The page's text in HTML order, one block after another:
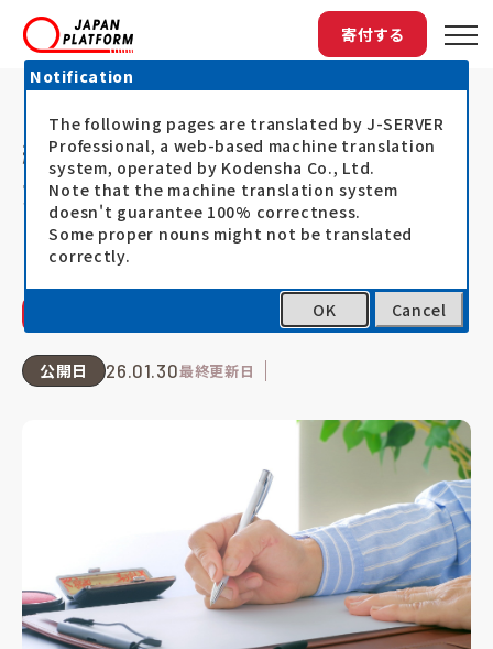
寄付する
トップ JPFコラム 終活を考え始めた時に知っておきたい～遺言...
終活を考え始めた時に知っておき
たい～遺言書の基礎知識｜想いを
いかし、未来につなげる
公開日 26.01.30最終更新日
Notification
The following pages are translated by J-SERVER
Professional, a web-based machine translation
system, operated by Kodensha Co., Ltd.
Note that the machine translation system
doesn't guarantee 100% correctness.
Some proper nouns might not be translated
correctly.
OK Cancel